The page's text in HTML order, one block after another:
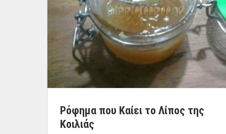
Ρόφημα που Καίει το Λίπος της
Κοιλιάς